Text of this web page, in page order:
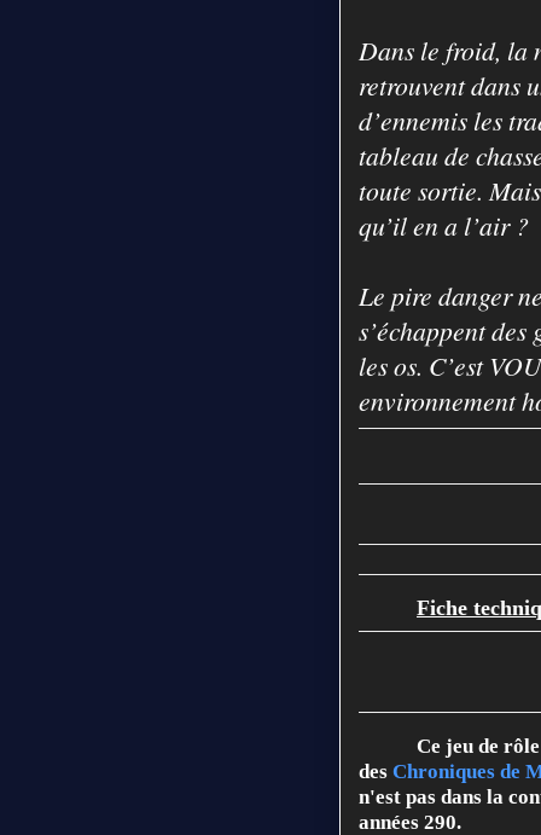
Dans le froid, la
retrouvent dans
d’ennemis les
tableau de
toute sortie.
qu’il en a l’air ?
Le pire danger
s’échappent
les os. C’est
environnement
Fiche
Ce jeu de
des Chroniques de
n'est pas dans la
années 290.